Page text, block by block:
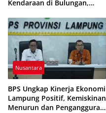
Kendaraan di Bulungan,
Nusantara
BPS Ungkap Kinerja Ekonomi
Lampung Positif, Kemiskinan
Menurun dan Pengangguran